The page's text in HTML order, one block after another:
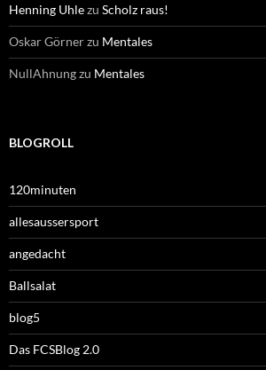
Henning Uhlezu Scholz raus!
Oskar Görnerzu Mentales
NullAhnungzu Mentales
BLOGROLL
120minuten
allesaussersport
angedacht
Ballsalat
blog5
Das FCSBlog 2.0